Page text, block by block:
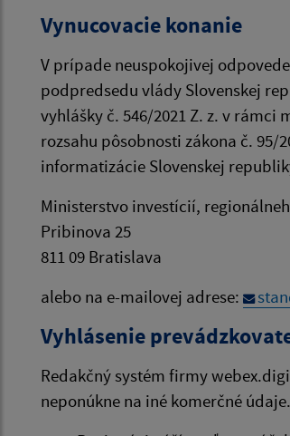
Vynucovacie konanie
V prípade neuspokojivej
podpredsedu vlády Slovenskej
vyhlášky č. 546/2021 Z. z. v
rozsahu pôsobnosti zákona č. 95/
informatizácie Slovenskej
Ministerstvo investícií,
Pribinova 25
811 09 Bratislava
alebo na e-mailovej adrese:
Vyhlásenie
Redakčný systém firmy
neponúkne na iné komerčné